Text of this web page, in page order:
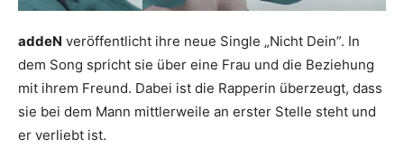
addeN veröffentlicht ihre neue Single „Nicht Dein”. In
dem Song spricht sie über eine Frau und die Beziehung
mit ihrem Freund. Dabei ist die Rapperin überzeugt, dass
sie bei dem Mann mittlerweile an erster Stelle steht und
er verliebt ist.